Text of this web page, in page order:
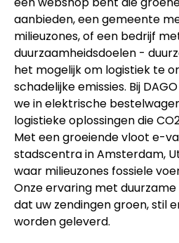
aanbieden, een gemeente
milieuzones, of een bedrijf
duurzaamheidsdoelen -
het mogelijk om logistiek te
schadelijke emissies. Bij
we in elektrische
logistieke oplossingen die
Met een groeiende vloot e-
stadscentra in Amsterdam,
waar milieuzones fossiele
Onze ervaring met
dat uw zendingen groen, stil
worden geleverd.